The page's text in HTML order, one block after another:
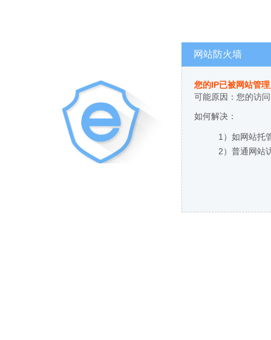
网站防火墙
您的IP已被网站管
可能原因：您的访
如何解决：
1）如网站托
2）普通网站